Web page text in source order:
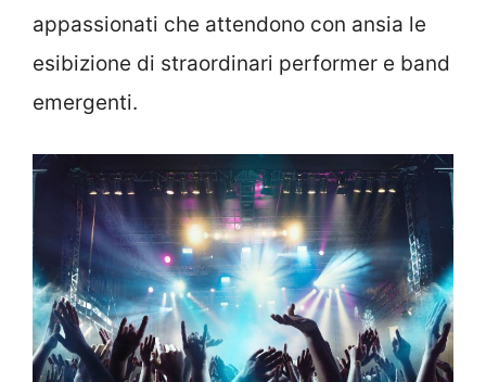
appassionati che attendono con ansia le
esibizione di straordinari performer e band
emergenti.